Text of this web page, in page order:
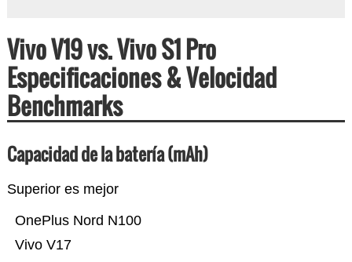
Vivo V19 vs. Vivo S1 Pro
Especificaciones & Velocidad
Benchmarks
Capacidad de la batería (mAh)
Superior es mejor
Vivo V17
OnePlus Nord N100